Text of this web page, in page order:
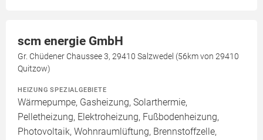
scm energie GmbH
Gr. Chüdener Chaussee 3, 29410 Salzwedel (56km von 29410
Quitzow)
HEIZUNG SPEZIALGEBIETE
Wärmepumpe, Gasheizung, Solarthermie,
Pelletheizung, Elektroheizung, Fußbodenheizung,
Photovoltaik, Wohnraumlüftung, Brennstoffzelle,